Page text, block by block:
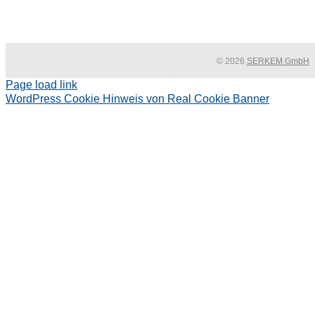
© 2026 SERKEM GmbH
Page load link
WordPress Cookie Hinweis von Real Cookie Banner